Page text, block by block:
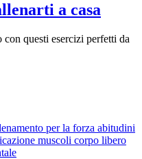
a casa
questi esercizi perfetti da
per la forza abitudini
muscoli corpo libero